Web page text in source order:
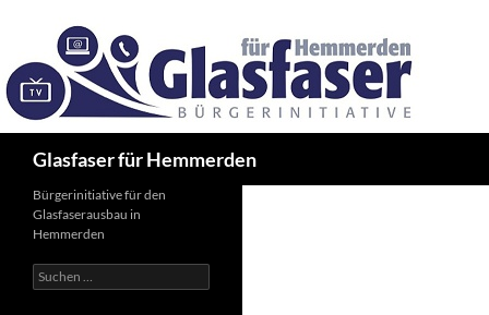
springen
Glasfaser für Hemmerden
Bürgerinitiative für den
Glasfaserausbau in
Hemmerden
Suche
nach: